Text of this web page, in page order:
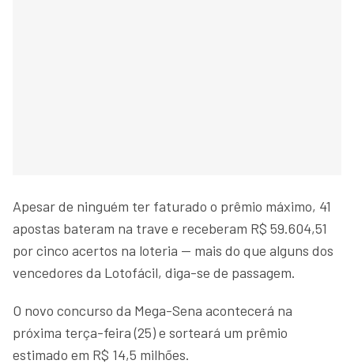
Apesar de ninguém ter faturado o prêmio máximo, 41
apostas bateram na trave e receberam R$ 59.604,51
por cinco acertos na loteria — mais do que alguns dos
vencedores da Lotofácil, diga-se de passagem.
O novo concurso da Mega-Sena acontecerá na
próxima terça-feira (25) e sorteará um prêmio
estimado em R$ 14,5 milhões.